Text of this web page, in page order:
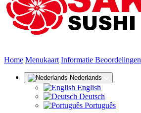
Home Menukaart Informatie Beoordelingen
Nederlands
English
Deutsch
Português